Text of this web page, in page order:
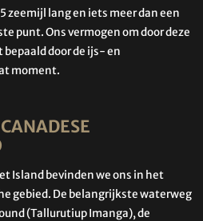
zeemijl lang en iets meer dan een
punt. Ons vermogen om door deze
door de ijs- en
moment.
Island bevinden we ons in het
gebied. De belangrijkste waterweg
(Tallurutiup Imanga), de